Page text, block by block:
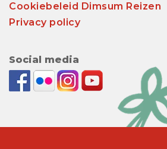
Cookiebeleid Dimsum Reizen
Privacy policy
Social media